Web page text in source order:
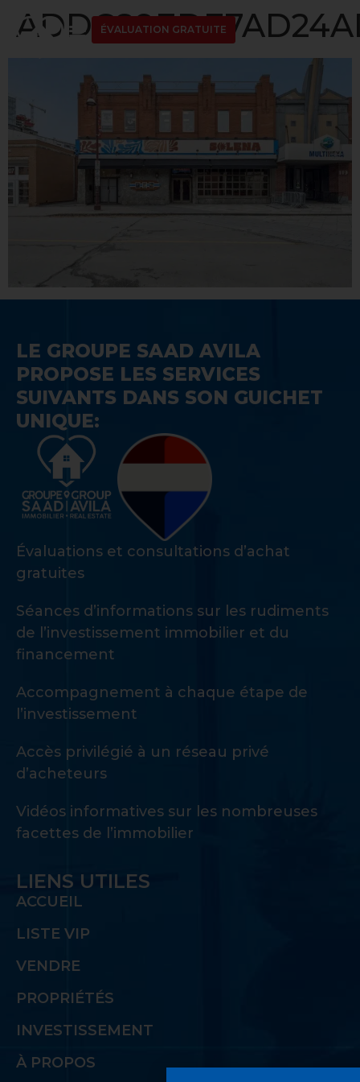
ÉVALUATION GRATUITE
LE GROUPE SAAD AVILA
PROPOSE LES SERVICES
SUIVANTS DANS SON GUICHET
UNIQUE:
Évaluations et consultations d’achat
gratuites
Séances d’informations sur les rudiments
de l’investissement immobilier et du
financement
Accompagnement à chaque étape de
l’investissement
Accès privilégié à un réseau privé
d’acheteurs
Vidéos informatives sur les nombreuses
facettes de l’immobilier
LIENS UTILES
ACCUEIL
LISTE VIP
VENDRE
PROPRIÉTÉS
INVESTISSEMENT
À PROPOS